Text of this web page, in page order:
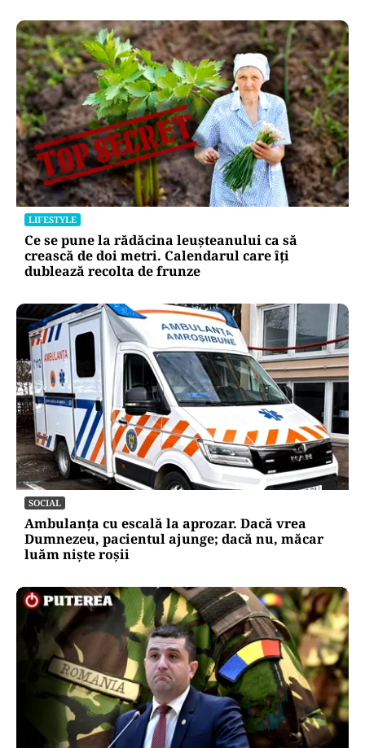
LIFESTYLE
Ce se pune la rădăcina leușteanului ca să
crească de doi metri. Calendarul care îți
dublează recolta de frunze
SOCIAL
Ambulanța cu escală la aprozar. Dacă vrea
Dumnezeu, pacientul ajunge; dacă nu, măcar
luăm niște roșii